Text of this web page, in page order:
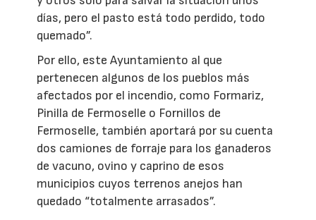
días, pero el pasto está todo perdido, todo
quemado”.
Por ello, este Ayuntamiento al que
pertenecen algunos de los pueblos más
afectados por el incendio, como Formariz,
Pinilla de Fermoselle o Fornillos de
Fermoselle, también aportará por su cuenta
dos camiones de forraje para los ganaderos
de vacuno, ovino y caprino de esos
municipios cuyos terrenos anejos han
quedado “totalmente arrasados”.